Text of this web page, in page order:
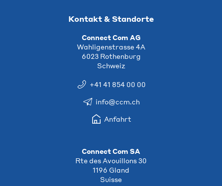
Kontakt & Standorte
Connect Com AG
Wahligenstrasse 4A
6023 Rothenburg
Schweiz
+41 41 854 00 00
info@ccm.ch
Anfahrt
Connect Com SA
Rte des Avouillons 30
1196 Gland
Suisse